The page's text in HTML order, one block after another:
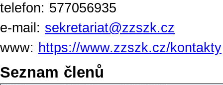
telefon: 577056935
e-mail: sekretariat@zzszk.cz
www: https://www.zzszk.cz/kontakty
Seznam členů